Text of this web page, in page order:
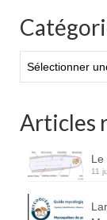
Articles
Le
11